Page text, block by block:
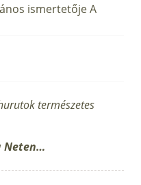
ismertetője A
természetes
Neten…